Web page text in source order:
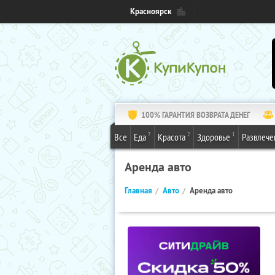
Красноярск
100% ГАРАНТИЯ ВОЗВРАТА ДЕНЕГ
Все Еда 7 Красота 2 Здоровье 1
Аренда авто
Главная Авто Аренда авто